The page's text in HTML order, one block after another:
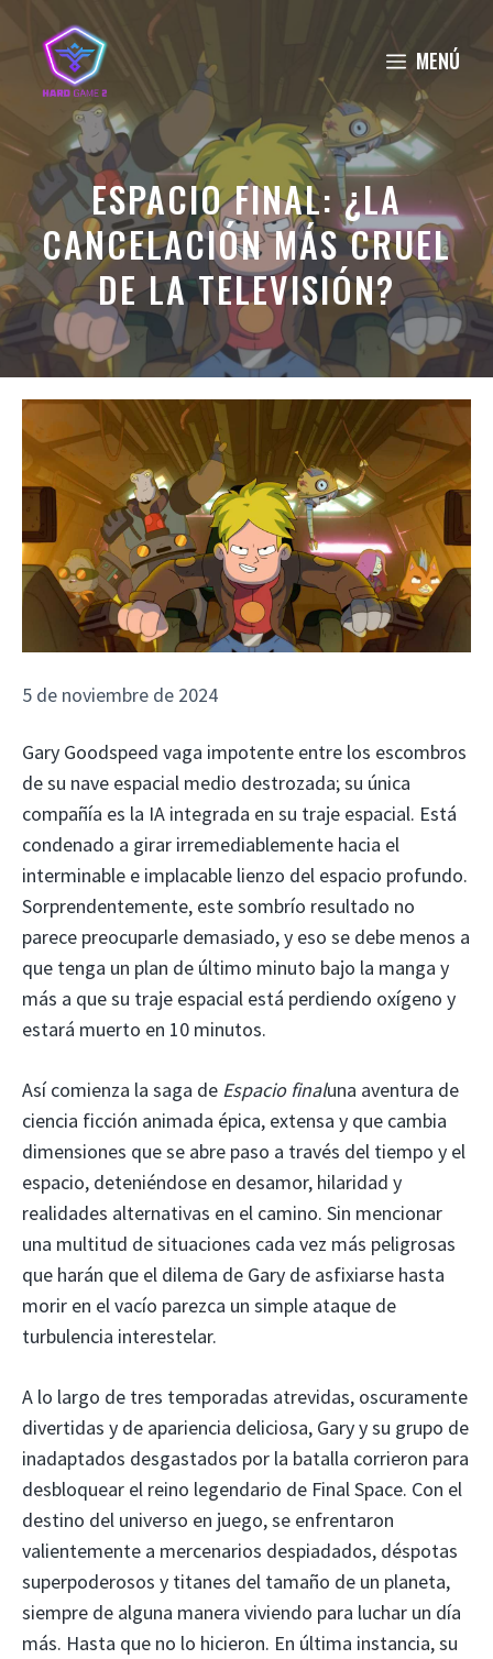
contenido
MENÚ
ESPACIO FINAL: ¿LA
CANCELACIÓN MÁS CRUEL
DE LA TELEVISIÓN?
5 de noviembre de 2024
Gary Goodspeed vaga impotente entre los escombros
de su nave espacial medio destrozada; su única
compañía es la IA integrada en su traje espacial. Está
condenado a girar irremediablemente hacia el
interminable e implacable lienzo del espacio profundo.
Sorprendentemente, este sombrío resultado no
parece preocuparle demasiado, y eso se debe menos a
que tenga un plan de último minuto bajo la manga y
más a que su traje espacial está perdiendo oxígeno y
estará muerto en 10 minutos.
Así comienza la saga de Espacio finaluna aventura de
ciencia ficción animada épica, extensa y que cambia
dimensiones que se abre paso a través del tiempo y el
espacio, deteniéndose en desamor, hilaridad y
realidades alternativas en el camino. Sin mencionar
una multitud de situaciones cada vez más peligrosas
que harán que el dilema de Gary de asfixiarse hasta
morir en el vacío parezca un simple ataque de
turbulencia interestelar.
A lo largo de tres temporadas atrevidas, oscuramente
divertidas y de apariencia deliciosa, Gary y su grupo de
inadaptados desgastados por la batalla corrieron para
desbloquear el reino legendario de Final Space. Con el
destino del universo en juego, se enfrentaron
valientemente a mercenarios despiadados, déspotas
superpoderosos y titanes del tamaño de un planeta,
siempre de alguna manera viviendo para luchar un día
más. Hasta que no lo hicieron. En última instancia, su